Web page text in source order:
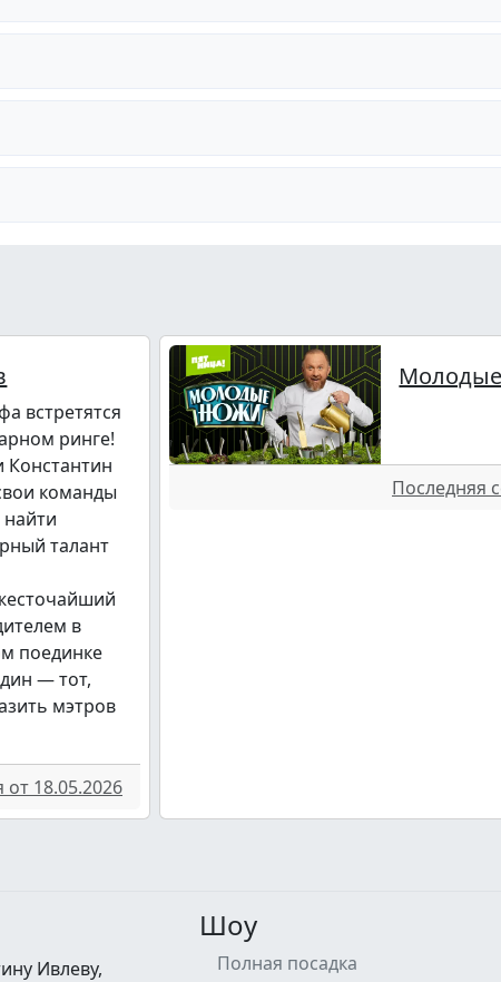
встретятся
ринге!
Константин
команды
талант
в
поединке
— тот,
мэтров
18.05.2026
Последняя
Ивлеву,
Шоу
Полная посадка